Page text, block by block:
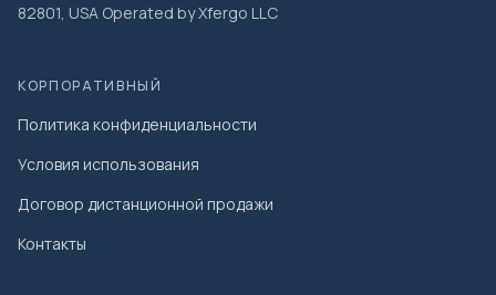
82801, USA Operated by Xfergo LLC
КОРПОРАТИВНЫЙ
Политика конфиденциальности
Условия использования
Договор дистанционной продажи
Контакты